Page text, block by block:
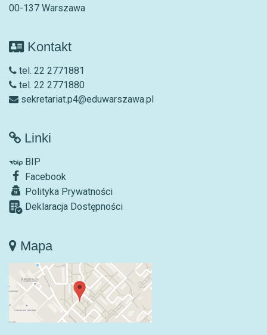
00-137 Warszawa
Kontakt
tel. 22 2771881
tel. 22 2771880
sekretariat.p4@eduwarszawa.pl
Linki
BIP
Facebook
Polityka Prywatności
Deklaracja Dostępności
Mapa